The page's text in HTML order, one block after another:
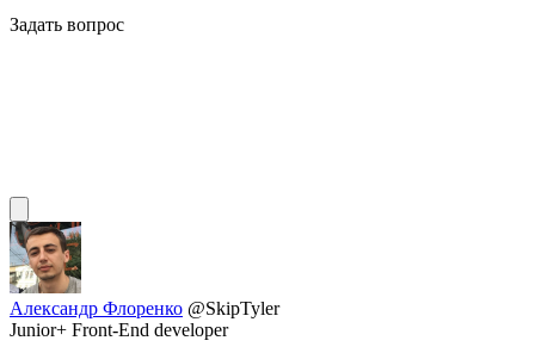
Задать вопрос
Александр Флоренко @SkipTyler
Junior+ Front-End developer